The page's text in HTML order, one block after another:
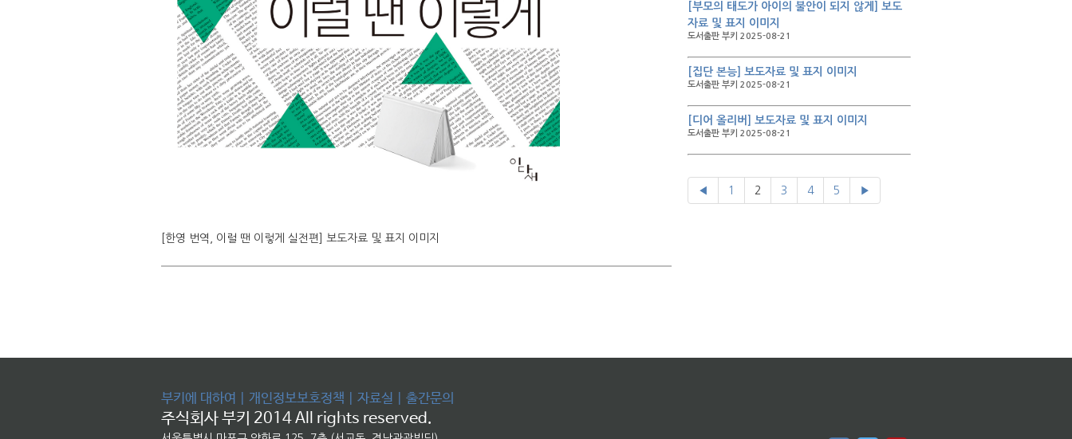
[한영 번역, 이럴 땐 이렇게 실전편] 보도자료 및 표지 이미지
[부모의 태도가 아이의 불안이 되지 않게] 보도
자료 및 표지 이미지
도서출판 부키 2025-08-21
[집단 본능] 보도자료 및 표지 이미지
도서출판 부키 2025-08-21
[디어 올리버] 보도자료 및 표지 이미지
도서출판 부키 2025-08-21
◀ 1 2 3 4 5 ▶
부키에 대하여 개인정보보호정책 자료실 출간문의
주식회사 부키 2014 All rights reserved.